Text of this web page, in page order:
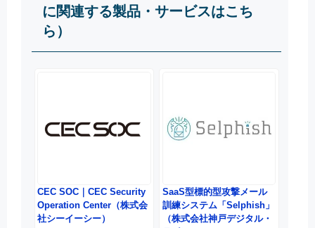
に関連する製品・サービスはこち
ら）
CEC SOC｜CEC Security
Operation Center（株式会
社シーイーシー）
SaaS型標的型攻撃メール
訓練システム「Selphish」
（株式会社神戸デジタル・